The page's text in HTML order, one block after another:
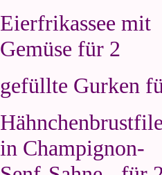
Eierfrikassee mit
Gemüse für 2
gefüllte Gurken
in Champignon-